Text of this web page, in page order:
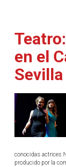
en el
conocidas actrices
producido por la